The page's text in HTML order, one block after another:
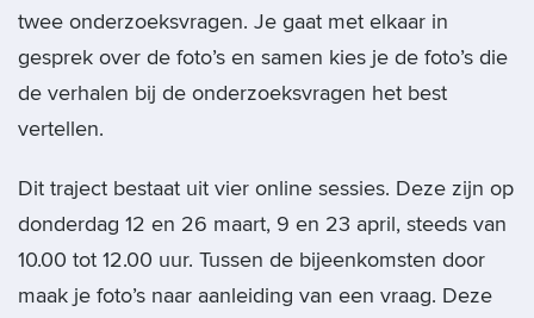
twee onderzoeksvragen. Je gaat met elkaar in
gesprek over de foto’s en samen kies je de foto’s die
de verhalen bij de onderzoeksvragen het best
vertellen.
Dit traject bestaat uit vier online sessies. Deze zijn op
donderdag 12 en 26 maart, 9 en 23 april, steeds van
10.00 tot 12.00 uur. Tussen de bijeenkomsten door
maak je foto’s naar aanleiding van een vraag. Deze